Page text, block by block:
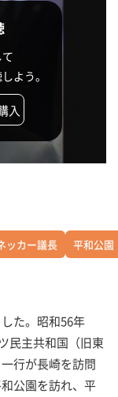
よう。
入
ッカー議長
平和公園
た。昭和56年
民主共和国（旧東
行が長崎を訪問
公園を訪れ、平